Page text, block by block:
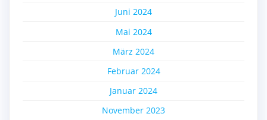
Juni 2024
Mai 2024
März 2024
Februar 2024
Januar 2024
November 2023